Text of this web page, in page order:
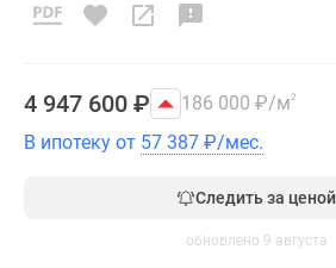
4 947 600 ₽ 186 000 ₽/м2
В ипотеку от 57 387 ₽/мес.
Следить за ценой
обновлено 9 августа